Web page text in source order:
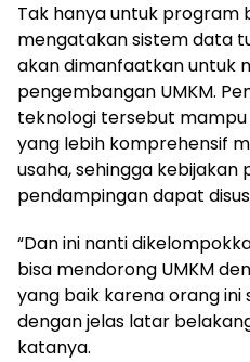
Tak hanya untuk program
mengatakan sistem data
akan dimanfaatkan untuk
pengembangan UMKM.
teknologi tersebut
yang lebih komprehensif
usaha, sehingga
pendampingan dapat
“Dan ini nanti
bisa mendorong UMKM
yang baik karena orang ini
dengan jelas latar
katanya.